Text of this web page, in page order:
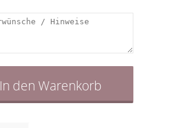
In den Warenkorb